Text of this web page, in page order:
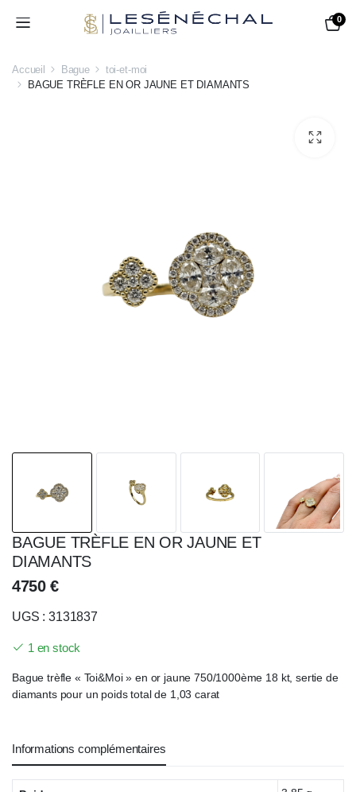
0
Accueil Bague
toi-et-moi
BAGUE TRÈFLE EN OR JAUNE ET DIAMANTS
BAGUE TRÈFLE EN OR JAUNE ET
DIAMANTS
4750 €
UGS : 3131837
1 en stock
Bague trèfle « Toi&Moi » en or jaune 750/1000ème 18 kt, sertie de
diamants pour un poids total de 1,03 carat
Informations complémentaires